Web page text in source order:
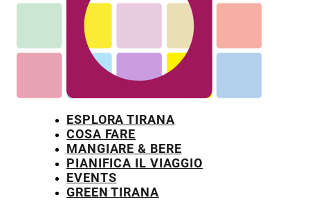
ESPLORA TIRANA
COSA FARE
MANGIARE & BERE
PIANIFICA IL VIAGGIO
EVENTS
GREEN TIRANA